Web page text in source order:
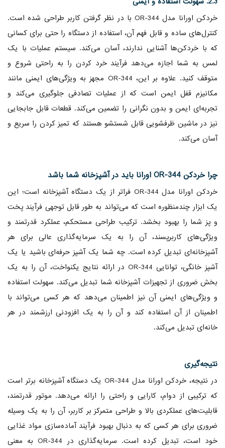
خردکن اورانا مدل OR-344 با در نظر گرفتن کاربر طراحی شده است.
کنترل‌های ساده و قابل فهم آن، استفاده از دستگاه را حتی برای کسانی
که با خردکن‌ها آشنایی ندارند، آسان می‌کند. سیستم عملیات با یک
لمس به شما اجازه می‌دهد فرآیند خرد کردن را به راحتی شروع و
متوقف کنید. علاوه بر این، OR-344 مجهز به ویژگی‌های ایمنی مانند
مکانیزم قفل ایمن است که از عملیات تصادفی جلوگیری می‌کند و
تجربه‌ای ایمن و بدون نگرانی را تضمین می‌کند. قطعات قابل جابجایی
نیز در ماشین ظرفشویی قابل شستشو هستند که تمیز کردن را سریع و
آسان می‌کند.
چرا خردکن OR-344 اورانا باید در آشپزخانه شما باشد
خردکن اورانا مدل OR-344 فراتر از یک دستگاه آشپزخانه است؛ این
یک ابزار چندمنظوره است که می‌تواند به طور قابل توجهی فرآیند پخت
و پز شما را بهبود بخشد. ترکیب طراحی مستحکم، عملکرد قدرتمند و
ویژگی‌های کاربرپسند، آن را به یک سرمایه‌گذاری عالی برای هر
آشپزخانه‌ای تبدیل کرده است. چه شما یک آشپز حرفه‌ای باشید یا یک
آشپز خانگی، توانایی OR-344 در ارائه نتایج یکنواخت، آن را به یک
بخش ضروری از تجهیزات آشپزخانه شما تبدیل می‌کند. سهولت استفاده
و ویژگی‌های ایمنی آن نیز اطمینان می‌دهد که هر کسی می‌تواند با
اطمینان از آن استفاده کند و آن را به یک افزودنی ارزشمند در هر
خانه‌ای تبدیل می‌کند.
نتیجه‌گیری
در نتیجه، خردکن اورانا مدل OR-344 یک دستگاه آشپزخانه برتر است
که ترکیبی از دوام، کارایی و راحتی را ارائه می‌دهد. موتور قدرتمند،
قابلیت‌های عملکردی بالا و طراحی متمرکز بر کاربر، آن را به یک وسیله
ضروری برای هر کسی که به دنبال بهبود فرآیند آماده‌سازی مواد غذایی
خود است، تبدیل کرده است. سرمایه‌گذاری در OR-344 به معنی